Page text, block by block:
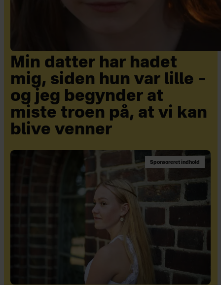
Min datter har hadet
mig, siden hun var lille –
og jeg begynder at
miste troen på, at vi kan
blive venner
Sponsoreret indhold